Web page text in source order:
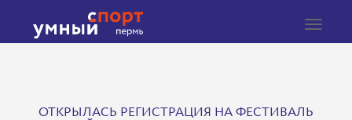
Toggle
ОТКРЫЛАСЬ РЕГИСТРАЦИЯ НА ФЕСТИВАЛЬ